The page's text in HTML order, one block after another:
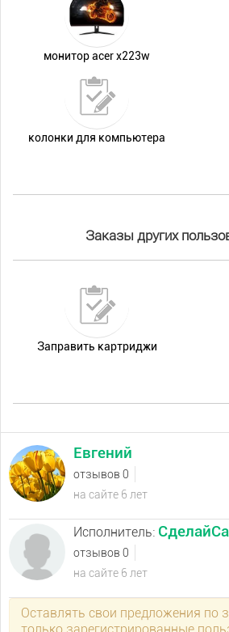
монитор acer x223w
колонки для компьютера
Заказы других
Заправить картриджи
Евгений
отзывов 0
на сайте 6 лет
Исполнитель:
отзывов 0
на сайте 6 лет
Оставлять свои предложения по